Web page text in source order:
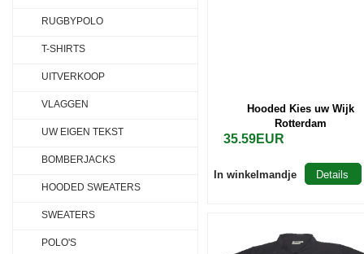
Hooded Kies uw Wijk
Rotterdam
35.59EUR
In winkelmandje Details
RUGBYPOLO
T-SHIRTS
UITVERKOOP
VLAGGEN
UW EIGEN TEKST
BOMBERJACKS
HOODED SWEATERS
SWEATERS
POLO'S